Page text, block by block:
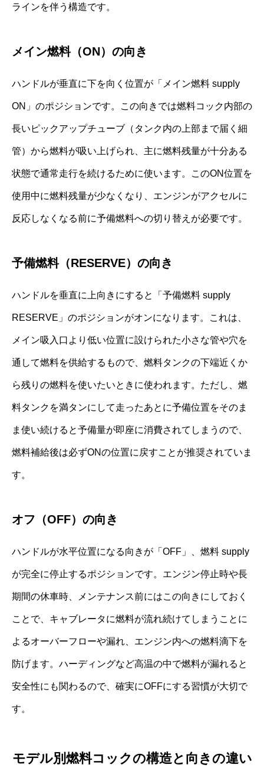
ラインを伴う構造です。
メイン燃料（ON）の向き
ハンドルが垂直に下を向く位置が「メイン燃料 supply
ON」のポジションです。この向きでは燃料コック内部の
長いピックアップチューブ（タンク内の上部まで届く細
管）から燃料が吸い上げられ、主に燃料残量が十分ある
状態で通常走行を続けるために使います。このON位置を
使用中に燃料残量が少なくなり、エンジンがアクセルに
反応しなくなる前に予備燃料への切り替えが必要です。
予備燃料（RESERVE）の向き
ハンドルを垂直に上向きにすると「予備燃料 supply
RESERVE」のポジションがオンになります。これは、
メイン吸入口より低い位置に設けられた小さな管や穴を
通して燃料を供給するもので、燃料タンクの下端近くか
ら残りの燃料を使いたいときに使われます。ただし、燃
料タンクを満タンにして走ったあとに予備位置をそのま
ま使い続けると予備量が即座に消費されてしまうので、
燃料補給後は必ずONの位置に戻すことが推奨されていま
す。
オフ（OFF）の向き
ハンドルが水平位置になる向きが「OFF」、燃料 supply
が完全に停止するポジションです。エンジン停止時や長
期間の休車時、メンテナンス前にはこの向きにしておく
ことで、キャブレータに燃料が流れ続けてしまうことに
よるオーバーフローや漏れ、エンジン内への燃料滴下を
防げます。ハーディングなど高温の中で燃料が漏れると
安全性にも関わるので、確実にOFFにする習慣が大切で
す。
モデル別燃料コックの構造と向きの違い